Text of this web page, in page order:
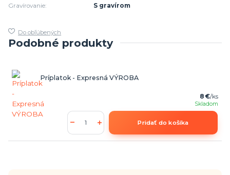
Gravírovanie:
S gravírom
Do obľúbených
Podobné produkty
Príplatok - Expresná VÝROBA
8 €/ks
Skladom
Pridať do košíka